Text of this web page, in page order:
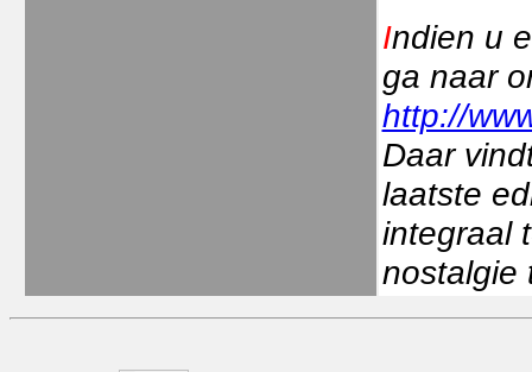
Indien u
ga naar
http://
Daar
laatste
integraal
nostalgie